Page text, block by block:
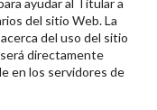
ayudar al Titular a
del sitio Web. La
del uso del sitio
directamente
en los servidores de